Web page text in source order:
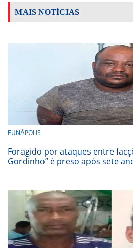
MAIS NOTÍCIAS
EUNÁPOLIS
Foragido por ataques entre
Gordinho” é preso após sete